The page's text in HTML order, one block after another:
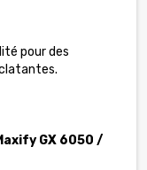
pour des
GX 6050 /